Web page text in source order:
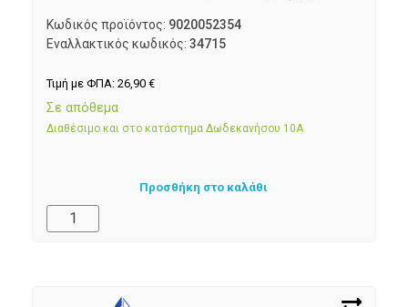
Κωδικός προϊόντος: 9020052354
Εναλλακτικός κωδικός: 34715
Τιμή με ΦΠΑ: 26,90 €
Σε απόθεμα
Διαθέσιμο και στο κατάστημα Δωδεκανήσου 10Α
Προσθήκη στο καλάθι